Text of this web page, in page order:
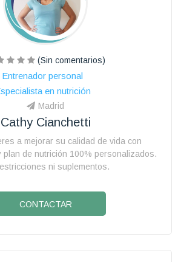
(Sin comentarios)
Entrenador personal
en nutrición
Madrid
Cathy Cianchetti
a mejorar su calidad de vida con
plan de nutrición 100% personalizados.
ni suplementos.
CONTACTAR